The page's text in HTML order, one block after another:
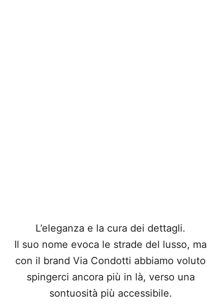
L’eleganza e la cura dei dettagli.
Il suo nome evoca le strade del lusso, ma
con il brand Via Condotti abbiamo voluto
spingerci ancora più in là, verso una
sontuosità più accessibile.